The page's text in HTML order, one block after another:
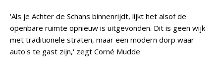
'Als je Achter de Schans binnenrijdt, lijkt het alsof de
openbare ruimte opnieuw is uitgevonden. Dit is geen wijk
met traditionele straten, maar een modern dorp waar
auto's te gast zijn,' zegt Corné Mudde